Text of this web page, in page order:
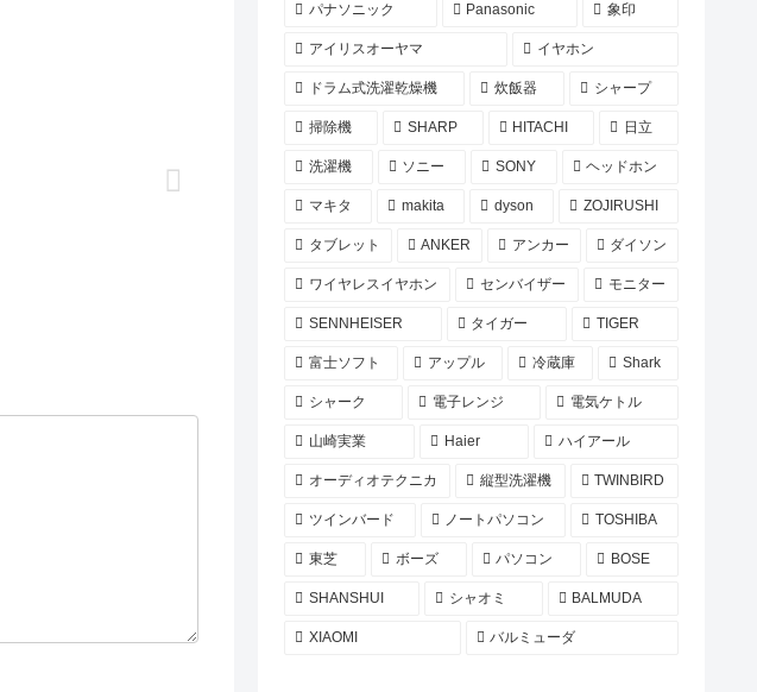
パナソニック Panasonic 象印
アイリスオーヤマ イヤホン
ドラム式洗濯乾燥機 炊飯器 シャープ
掃除機 SHARP HITACHI 日立
洗濯機 ソニー SONY ヘッドホン
マキタ makita dyson ZOJIRUSHI
タブレット ANKER アンカー ダイソン
ワイヤレスイヤホン センバイザー モニター
SENNHEISER タイガー TIGER
富士ソフト アップル 冷蔵庫 Shark
シャーク 電子レンジ 電気ケトル
山崎実業 Haier ハイアール
オーディオテクニカ 縦型洗濯機 TWINBIRD
ツインバード ノートパソコン TOSHIBA
東芝 ボーズ パソコン BOSE
SHANSHUI シャオミ BALMUDA
XIAOMI バルミューダ